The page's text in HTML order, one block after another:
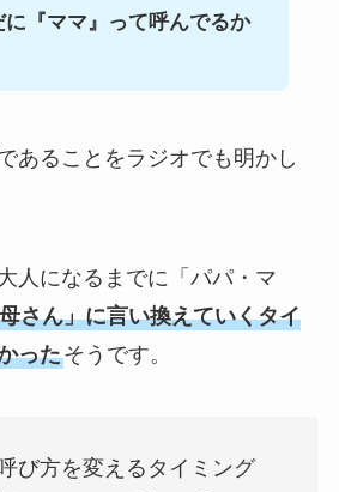
に『ママ』って呼んでるか
あることをラジオでも明かし
人になるまでに「パパ・マ
さん」に言い換えていくタイ
ったそうです。
び方を変えるタイミング